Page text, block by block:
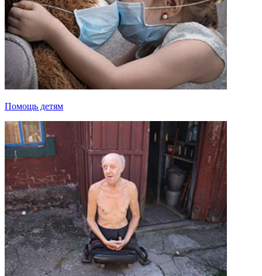
Помощь детям